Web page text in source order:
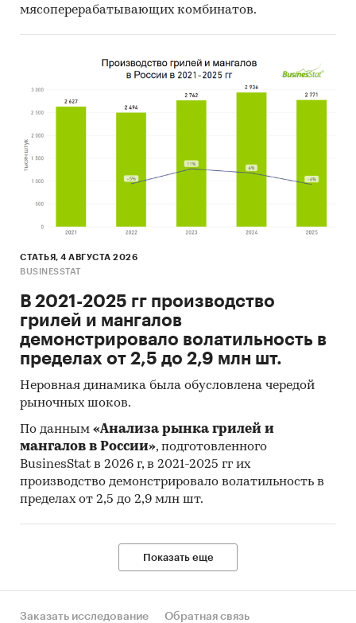
мясоперерабатывающих комбинатов.
СТАТЬЯ, 4 АВГУСТА 2026
BUSINESSTAT
В 2021-2025 гг производство
грилей и мангалов
демонстрировало волатильность в
пределах от 2,5 до 2,9 млн шт.
Неровная динамика была обусловлена чередой
рыночных шоков.
По данным «Анализа рынка грилей и
мангалов в России», подготовленного
BusinesStat в 2026 г, в 2021-2025 гг их
производство демонстрировало волатильность в
пределах от 2,5 до 2,9 млн шт.
Показать еще
Заказать исследование
Обратная связь